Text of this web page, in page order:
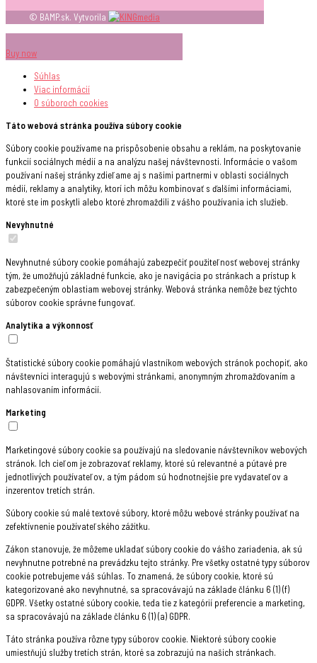
© BAMP.sk. Vytvorila
Buy now
Súhlas
Viac informácií
O súboroch cookies
Táto webová stránka používa súbory cookie
Súbory cookie používame na prispôsobenie obsahu a reklám, na poskytovanie
funkcií sociálnych médií a na analýzu našej návštevnosti. Informácie o vašom
používaní našej stránky zdieľame aj s našimi partnermi v oblasti sociálnych
médií, reklamy a analytiky, ktorí ich môžu kombinovať s ďalšími informáciami,
ktoré ste im poskytli alebo ktoré zhromaždili z vášho používania ich služieb.
Nevyhnutné
Nevyhnutné súbory cookie pomáhajú zabezpečiť použiteľnosť webovej stránky
tým, že umožňujú základné funkcie, ako je navigácia po stránkach a prístup k
zabezpečeným oblastiam webovej stránky. Webová stránka nemôže bez týchto
súborov cookie správne fungovať.
Analytika a výkonnosť
Štatistické súbory cookie pomáhajú vlastníkom webových stránok pochopiť, ako
návštevníci interagujú s webovými stránkami, anonymným zhromažďovaním a
nahlasovaním informácií.
Marketing
Marketingové súbory cookie sa používajú na sledovanie návštevníkov webových
stránok. Ich cieľom je zobrazovať reklamy, ktoré sú relevantné a pútavé pre
jednotlivých používateľov, a tým pádom sú hodnotnejšie pre vydavateľov a
inzerentov tretích strán.
Súbory cookie sú malé textové súbory, ktoré môžu webové stránky používať na
zefektívnenie používateľského zážitku.
Zákon stanovuje, že môžeme ukladať súbory cookie do vášho zariadenia, ak sú
nevyhnutne potrebné na prevádzku tejto stránky. Pre všetky ostatné typy súborov
cookie potrebujeme váš súhlas. To znamená, že súbory cookie, ktoré sú
kategorizované ako nevyhnutné, sa spracovávajú na základe článku 6 (1) (f)
GDPR. Všetky ostatné súbory cookie, teda tie z kategórií preferencie a marketing,
sa spracovávajú na základe článku 6 (1) (a) GDPR.
Táto stránka používa rôzne typy súborov cookie. Niektoré súbory cookie
umiestňujú služby tretích strán, ktoré sa zobrazujú na našich stránkach.